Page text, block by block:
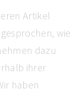
Artikel
wie
dazu
ihrer
haben